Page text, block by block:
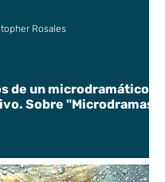
de un microdramático
Sobre "Microdramas".
Rosales